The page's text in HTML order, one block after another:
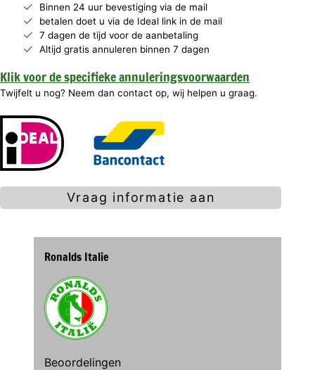
Binnen 24 uur bevestiging via de mail
betalen doet u via de Ideal link in de mail
7 dagen de tijd voor de aanbetaling
Altijd gratis annuleren binnen 7 dagen
Klik voor de specifieke annuleringsvoorwaarden
Twijfelt u nog? Neem dan contact op, wij helpen u graag.
Vraag informatie aan
Ronalds Italie
Beoordelingen